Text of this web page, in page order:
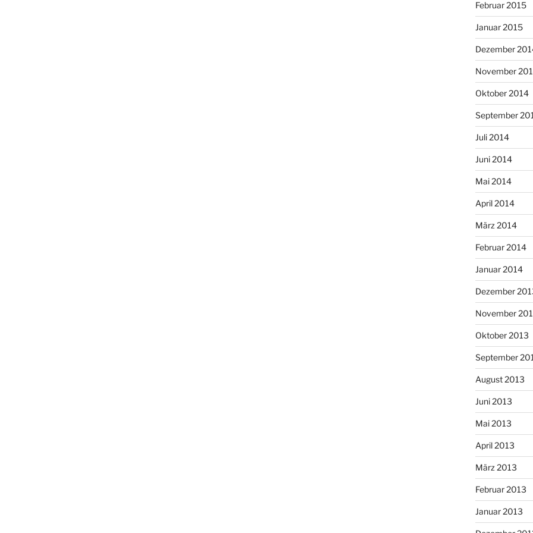
Februar 2015
Januar 2015
Dezember
November
Oktober 2014
September
Juli 2014
Juni 2014
Mai 2014
April 2014
März 2014
Februar 2014
Januar 2014
Dezember
November
Oktober 2013
September
August 2013
Juni 2013
Mai 2013
April 2013
März 2013
Februar 2013
Januar 2013